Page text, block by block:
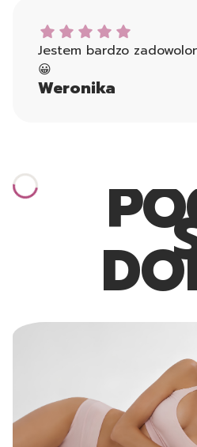
Weronika dał ocenę: 5
Jestem bardzo
😀
Weronika